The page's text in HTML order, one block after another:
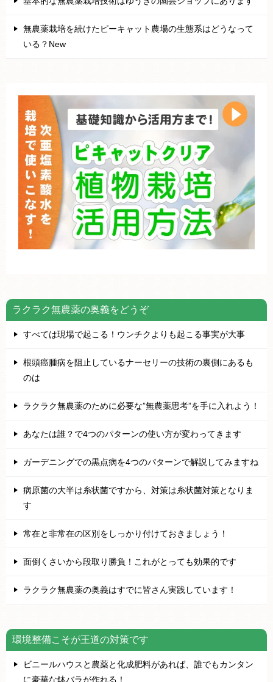
無農薬栽培を続けたピーキャット農場の生態系はどうなって
いる？New
ラクラク無農薬の奥義をどうぞ
すべては現場で起こる！ウンチクよりも起こる事実が大事
根頭癌腫病を阻止しているナーセリーの技術の裏側にあるも
のは
ラクラク無農薬のために必要な”無農薬思考”を手に入れよう！
あなたは誰？で4つのパターンの使い方が変わってきます
ガーデニングでの黒点病を4つのパターンで解説してみますね
病原菌の大半は糸状菌ですから、対策は糸状菌対策となりま
す
常在と非常在の区別をしっかり付けておきましょう！
面倒くさいから段取り勝負！これがとっても効果的です
ラクラク無農薬の奥義はすでに皆さん実践しています！
環境整備こそが王道の対策です
ビニールハウスと農薬と化成肥料があれば、誰でもカンタン
に豪華な鉢バラが作れる！